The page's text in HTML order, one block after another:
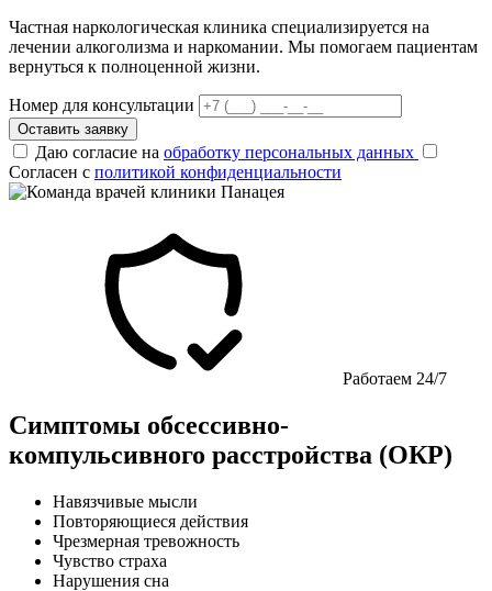
Частная наркологическая клиника специализируется на
лечении алкоголизма и наркомании. Мы помогаем пациентам
вернуться к полноценной жизни.
Номер для консультации
Оставить заявку
Даю согласие на обработку персональных данных
Согласен с политикой конфиденциальности
Работаем 24/7
Симптомы обсессивно-
компульсивного расстройства (ОКР)
Навязчивые мысли
Повторяющиеся действия
Чрезмерная тревожность
Чувство страха
Нарушения сна